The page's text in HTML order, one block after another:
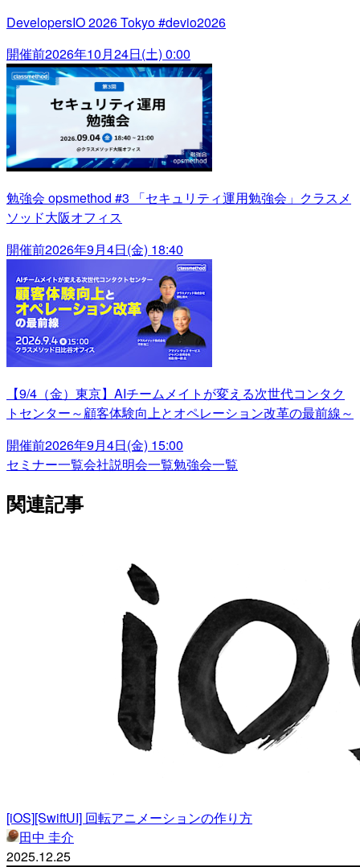
DevelopersIO 2026 Tokyo #devio2026
開催前2026年10月24日(土) 0:00
勉強会 opsmethod #3 「セキュリティ運用勉強会」クラスメ
ソッド大阪オフィス
開催前2026年9月4日(金) 18:40
【9/4（金）東京】AIチームメイトが変える次世代コンタク
トセンター～顧客体験向上とオペレーション改革の最前線～
開催前2026年9月4日(金) 15:00
セミナー一覧会社説明会一覧勉強会一覧
関連記事
[iOS][SwiftUI] 回転アニメーションの作り方
田中 圭介
2025.12.25